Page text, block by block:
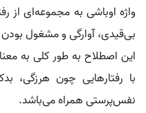
واژه اوباشی به مجموعه‌ای از
بی‌قیدی، آوارگی و مشغول
این اصطلاح به طور کلی به
با رفتارهایی چون هرزگی،
نفس‌پرستی همراه می‌باشد.